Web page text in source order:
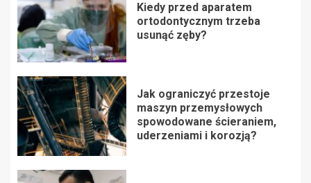
Kiedy przed aparatem
ortodontycznym trzeba
usunąć zęby?
Jak ograniczyć przestoje
maszyn przemysłowych
spowodowane ścieraniem,
uderzeniami i korozją?